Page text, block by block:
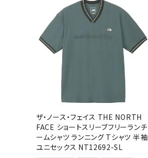
SALE品はこちら
INFORMATIOM
メルマガ登録
特定商取引法
プライバシーポリシー
ザ・ノース・フェイス THE NORTH
FACE ショートスリーブフリーランチ
ームシャツ ランニング Tシャツ 半袖
ユニセックス NT12692-SL